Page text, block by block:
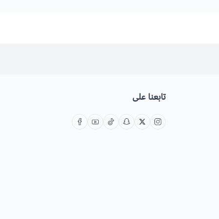
تابعنا على